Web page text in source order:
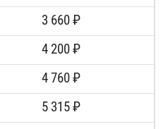
3 660 ₽
4 200 ₽
4 760 ₽
5 315 ₽